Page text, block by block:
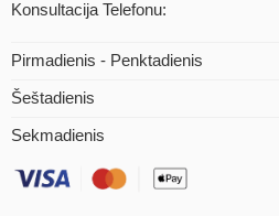
Konsultacija Telefonu:
Pirmadienis - Penktadienis
Šeštadienis
Sekmadienis